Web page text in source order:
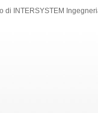
di INTERSYSTEM